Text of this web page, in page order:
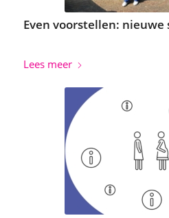
Even voorstellen: nieuwe
Lees meer